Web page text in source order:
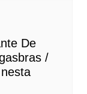
De
/